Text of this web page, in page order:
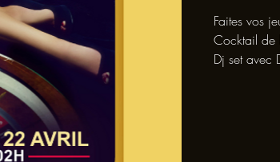
Faites vos
Cocktail de
Dj set avec